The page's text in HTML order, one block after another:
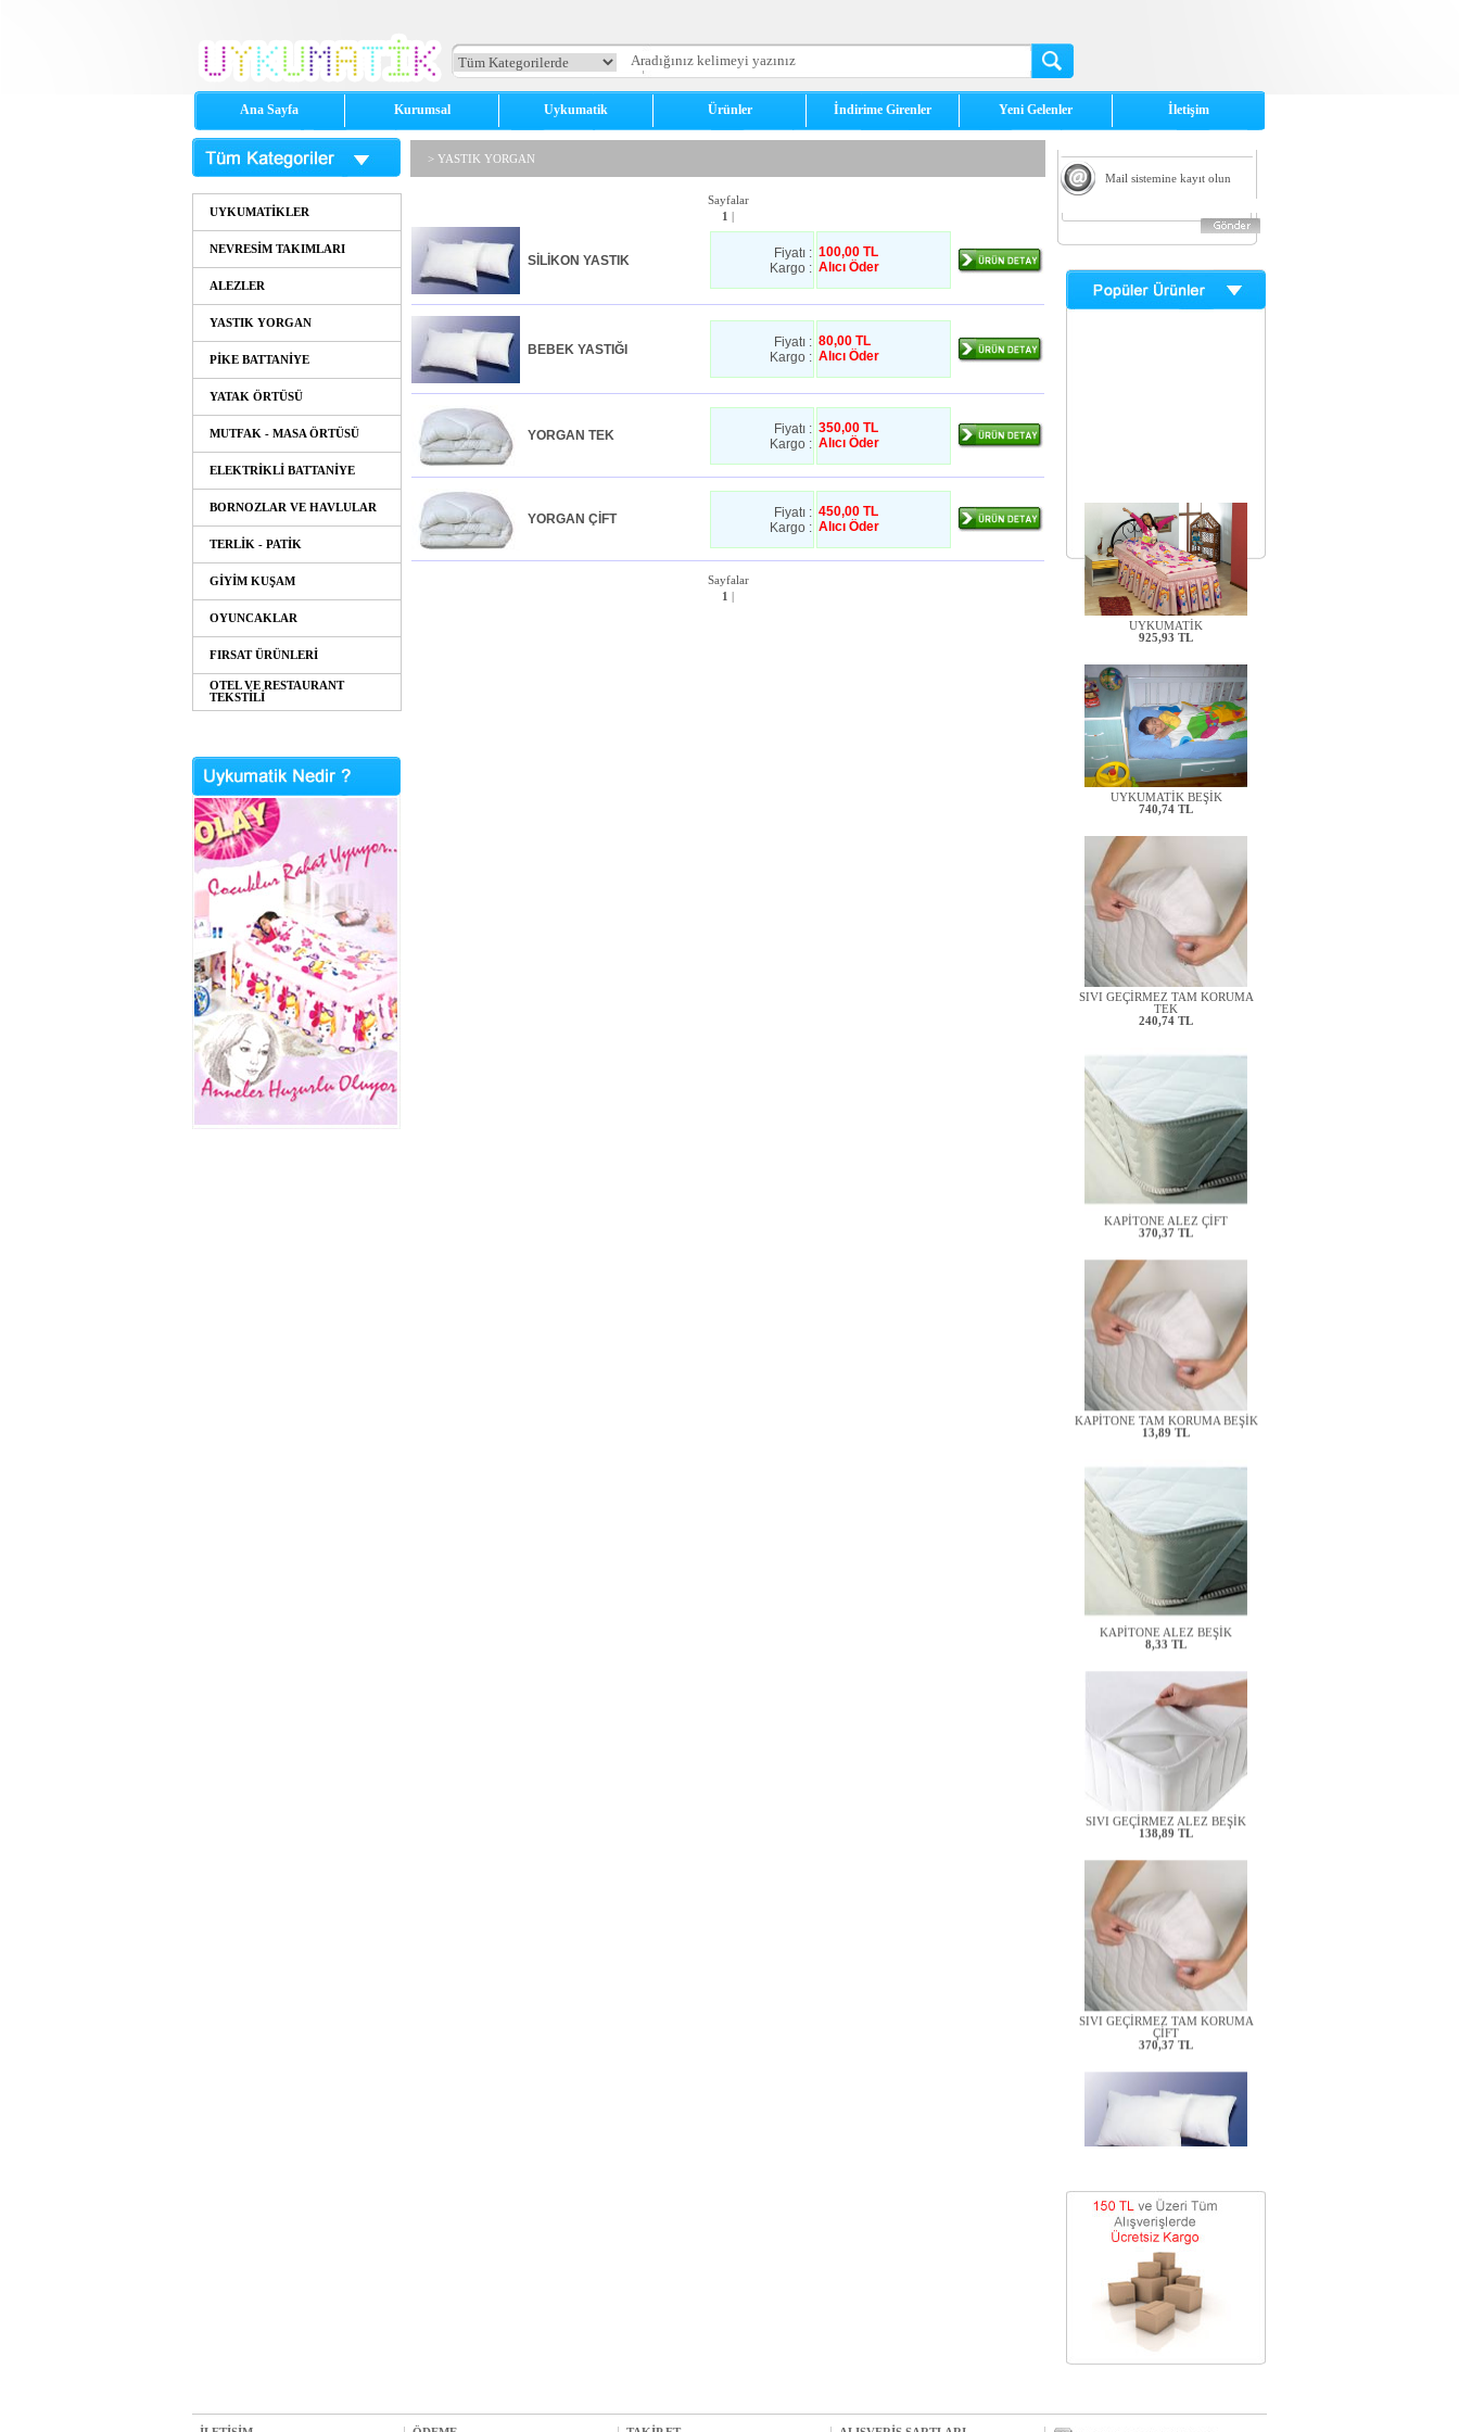
Ana Sayfa Kurumsal Uykumatik Ürünler İndirime Girenler Yeni Gelenler İletişim
UYKUMATİKLER
NEVRESİM TAKIMLARI
ALEZLER
YASTIK YORGAN
PİKE BATTANİYE
YATAK ÖRTÜSÜ
MUTFAK - MASA ÖRTÜSÜ
ELEKTRİKLİ BATTANİYE
BORNOZLAR VE HAVLULAR
TERLİK - PATİK
GİYİM KUŞAM
OYUNCAKLAR
FIRSAT ÜRÜNLERİ
OTEL VE RESTAURANT
TEKSTİLİ
> YASTIK YORGAN
Sayfalar
1
SİLİKON YASTIK
Fiyatı :
Kargo :
100,00 TL
Alıcı Öder
BEBEK YASTIĞI
Fiyatı :
Kargo :
80,00 TL
Alıcı Öder
YORGAN TEK
Fiyatı :
Kargo :
350,00 TL
Alıcı Öder
YORGAN ÇİFT
Fiyatı :
Kargo :
450,00 TL
Alıcı Öder
Sayfalar
1
Mail sistemine kayıt olun
UYKUMATİK
925,93 TL
UYKUMATİK BEŞİK
740,74 TL
SIVI GEÇİRMEZ TAM KORUMA
TEK
240,74 TL
KAPİTONE ALEZ ÇİFT
370,37 TL
KAPİTONE TAM KORUMA BEŞİK
13,89 TL
KAPİTONE ALEZ BEŞİK
8,33 TL
SIVI GEÇİRMEZ ALEZ BEŞİK
138,89 TL
SIVI GEÇİRMEZ TAM KORUMA
ÇİFT
370,37 TL
KAPİTONE KILIF
138,89 TL